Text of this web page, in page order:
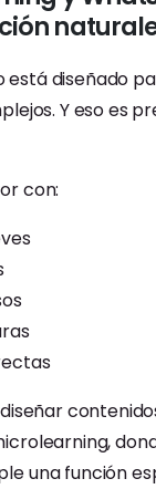
está diseñado
Y eso es
con:
una función